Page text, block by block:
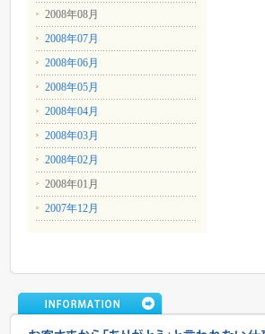
2008年08月
2008年07月
2008年06月
2008年05月
2008年04月
2008年03月
2008年02月
2008年01月
2007年12月